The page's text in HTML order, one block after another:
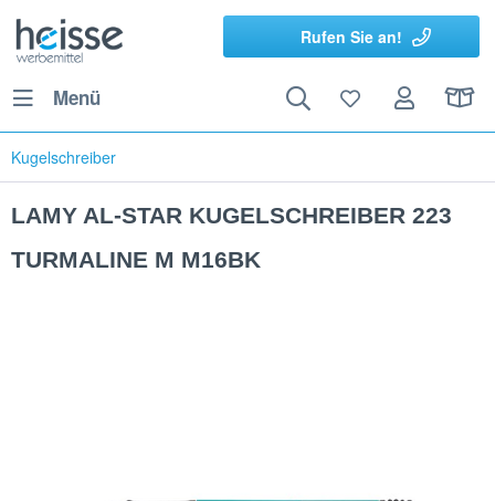
Rufen Sie an!
Menü
Kugelschreiber
LAMY AL-STAR KUGELSCHREIBER 223
TURMALINE M M16BK